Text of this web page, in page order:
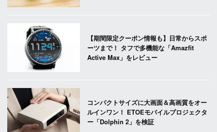
【期間限定クーポン情報も】日常からスポ
ーツまで！ タフで多機能な「Amazfit
Active Max」をレビュー
コンパクトサイズに大画面＆高画質をオー
ルインワン！ ETOEモバイルプロジェクタ
ー「Dolphin 2」を検証